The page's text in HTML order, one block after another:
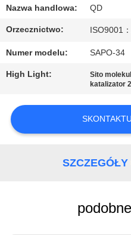
SKONTAKTUJ
SIĘ
Z
NAMI
AKTUALNOŚCI
Nazwa handlowa: QD
Orzecznictwo: ISO9001
Numer modelu: SAPO-34
High Light: Sito
katalizator